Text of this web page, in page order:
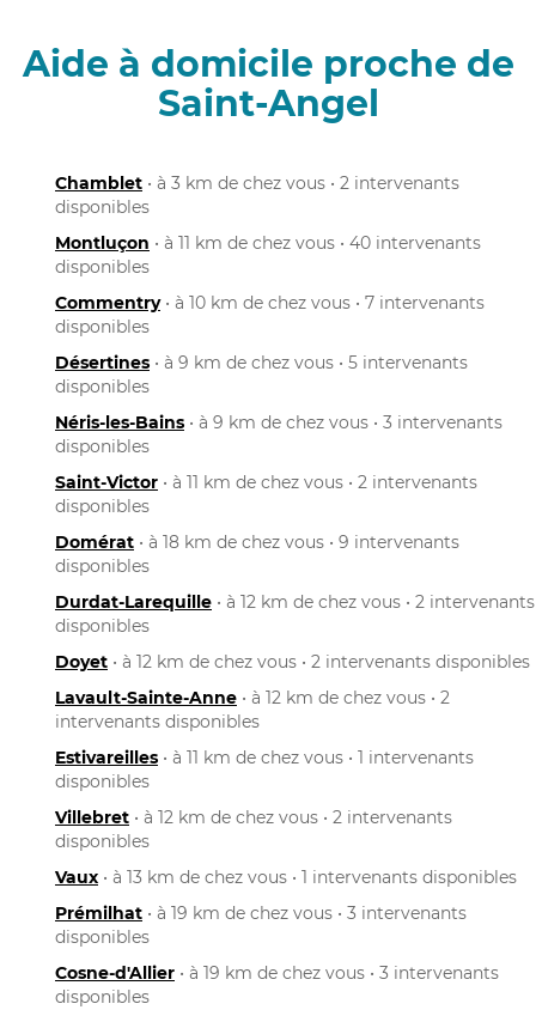
Aide à domicile proche de
Saint-Angel
Chamblet • à 3 km de chez vous • 2 intervenants
disponibles
Montluçon • à 11 km de chez vous • 40 intervenants
disponibles
Commentry• à 10 km de chez vous • 7 intervenants
disponibles
Désertines • à 9 km de chez vous • 5 intervenants
disponibles
Néris-les-Bains • à 9 km de chez vous • 3 intervenants
disponibles
Saint-Victor • à 11 km de chez vous • 2 intervenants
disponibles
Domérat • à 18 km de chez vous • 9 intervenants
disponibles
Durdat-Larequille • à 12 km de chez vous • 2 intervenants
disponibles
Doyet • à 12 km de chez vous • 2 intervenants disponibles
Lavault-Sainte-Anne • à 12 km de chez vous • 2
intervenants disponibles
Estivareilles • à 11 km de chez vous • 1 intervenants
disponibles
Villebret • à 12 km de chez vous • 2 intervenants
disponibles
Vaux • à 13 km de chez vous • 1 intervenants disponibles
Prémilhat • à 19 km de chez vous • 3 intervenants
disponibles
Cosne-d'Allier • à 19 km de chez vous • 3 intervenants
disponibles